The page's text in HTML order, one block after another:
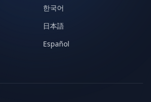
한국어
日本語
Español